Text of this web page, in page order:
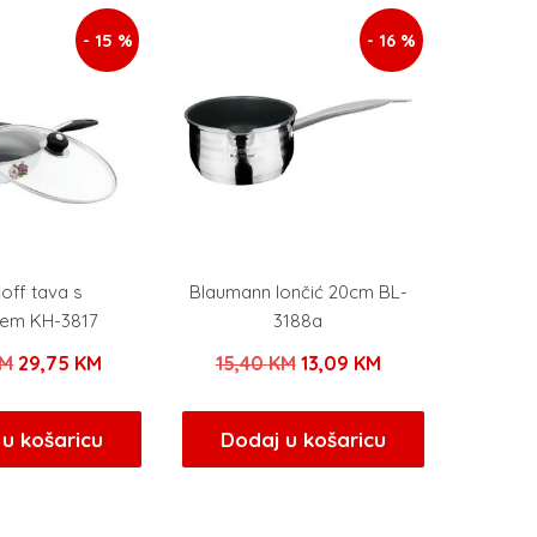
- 15 %
tava s
KH-3817
Izvorna
bila
je:
29,75 KM
je:
29,75 KM.
košaricu
- 16 %
Blaumann lončić 20cm BL-
3188a
15,40KM Izvorna
bila
je:
13,09 KMTrenutna
je:
13,09 KM.
Dodaj u košaricu